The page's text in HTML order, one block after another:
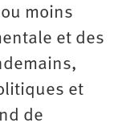
moins
et des
et
de